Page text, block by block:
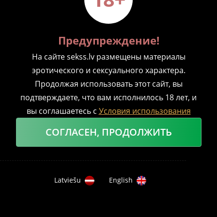
Предупреждение!
На сайте sekss.lv размещены материалы
эротического и сексуального характера.
Продолжая использовать этот сайт, вы
подтверждаете, что вам исполнилось 18 лет, и
вы соглашаетесь с Условия использования
СОГЛАСЕН, ПРОДОЛЖИТЬ
Latviešu English
ПОДСКАЗКИ 0 503
13 СОВЕТОВ, КАК ДОБИТЬСЯ
БОЛЕЕ СИЛЬНОЙ ЭРЕКЦИИ И
СОХРАНИТЬ ЕЕ ДОЛЬШЕ